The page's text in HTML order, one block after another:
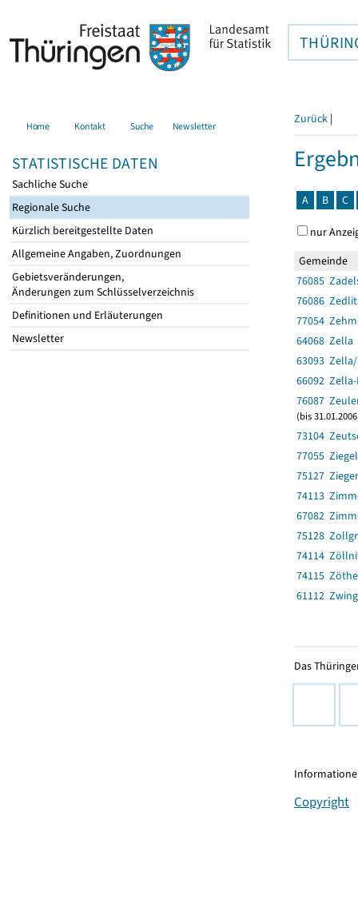
Home Kontakt Suche Newsletter
STATISTISCHE DATEN
Sachliche Suche
Regionale Suche
Kürzlich bereitgestellte Daten
Allgemeine Angaben, Zuordnungen
Gebietsveränderungen,
Änderungen zum Schlüsselverzeichnis
Definitionen und Erläuterungen
Newsletter
Zurück |
A B C
nur
Gemeinde
76085
76086
77054
64068 Zella
63093
66092
76087
(bis
73104
77055
75127
74113
67082
75128
74114
74115
61112
Das
Copyright